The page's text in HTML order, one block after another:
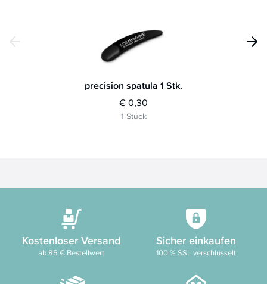
precision spatula 1 Stk.
€ 0,30
1 Stück
Kostenloser Versand
ab 85 € Bestellwert
Sicher einkaufen
100 % SSL verschlüsselt